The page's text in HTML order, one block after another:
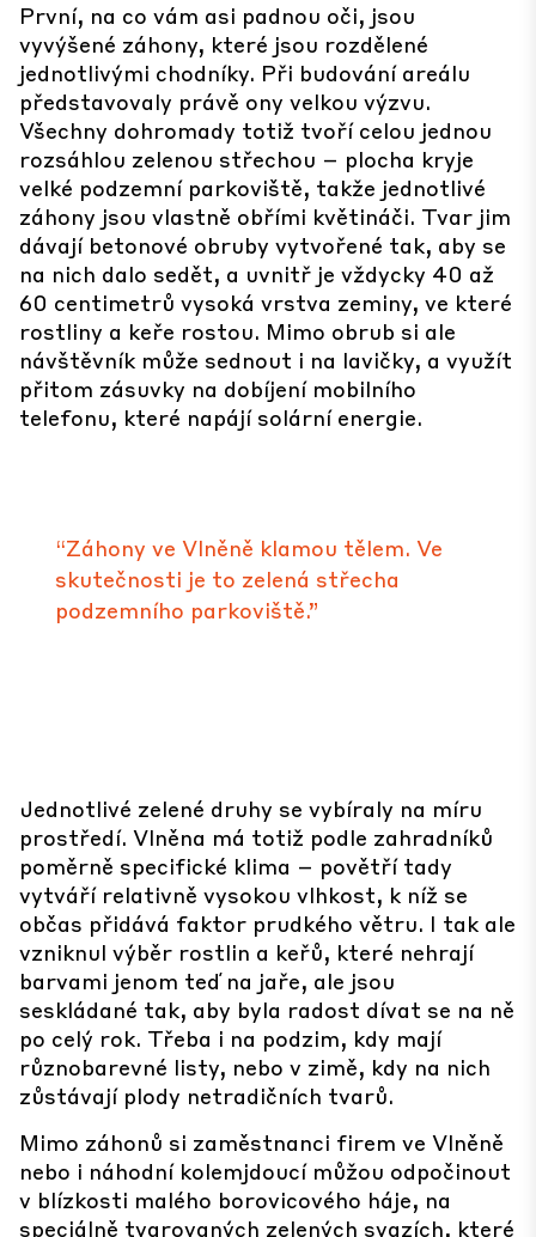
První, na co vám asi padnou oči, jsou
vyvýšené záhony, které jsou rozdělené
jednotlivými chodníky. Při budování areálu
představovaly právě ony velkou výzvu.
Všechny dohromady totiž tvoří celou jednou
rozsáhlou zelenou střechou – plocha kryje
velké podzemní parkoviště, takže jednotlivé
záhony jsou vlastně obřími květináči. Tvar jim
dávají betonové obruby vytvořené tak, aby se
na nich dalo sedět, a uvnitř je vždycky 40 až
60 centimetrů vysoká vrstva zeminy, ve které
rostliny a keře rostou. Mimo obrub si ale
návštěvník může sednout i na lavičky, a využít
přitom zásuvky na dobíjení mobilního
telefonu, které napájí solární energie.
“Záhony ve Vlněně klamou tělem. Ve
skutečnosti je to zelená střecha
podzemního parkoviště.”
Jednotlivé zelené druhy se vybíraly na míru
prostředí. Vlněna má totiž podle zahradníků
poměrně specifické klima – povětří tady
vytváří relativně vysokou vlhkost, k níž se
občas přidává faktor prudkého větru. I tak ale
vzniknul výběr rostlin a keřů, které nehrají
barvami jenom teď na jaře, ale jsou
seskládané tak, aby byla radost dívat se na ně
po celý rok. Třeba i na podzim, kdy mají
různobarevné listy, nebo v zimě, kdy na nich
zůstávají plody netradičních tvarů.
Mimo záhonů si zaměstnanci firem ve Vlněně
nebo i náhodní kolemjdoucí můžou odpočinout
v blízkosti malého borovicového háje, na
speciálně tvarovaných zelených svazích, které